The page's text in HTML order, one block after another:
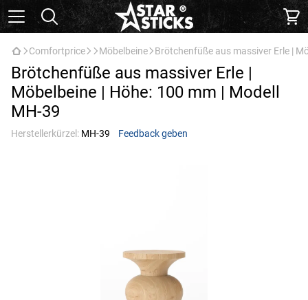
Comfortprice Möbelbeine Brötchenfüße aus massiver Erle |
Brötchenfüße aus massiver Erle |
Möbelbeine | Höhe: 100 mm | Modell
МН-39
Herstellerkürzel: МН-39 Feedback geben